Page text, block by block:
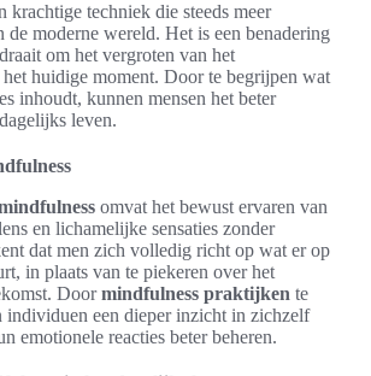
krachtige techniek die steeds meer
moderne wereld. Het is een benadering
om het vergroten van het
huidige moment. Door te begrijpen wat
inhoudt, kunnen mensen het beter
leven.
omvat het bewust ervaren van
en lichamelijke sensaties zonder
dat men zich volledig richt op wat er op
in plaats van te piekeren over het
Doormindfulness praktijken te
individuen een dieper inzicht in zichzelf
emotionele reacties beter beheren.